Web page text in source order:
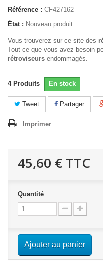
Référence : CF427162
État : Nouveau produit
Vous trouverez sur ce site des
Tout ce que vous avez besoin
rétroviseurs endommagés.
4 Produits En stock
Tweet Partager
Imprimer
45,60 € TTC
Quantité
Ajouter au panier